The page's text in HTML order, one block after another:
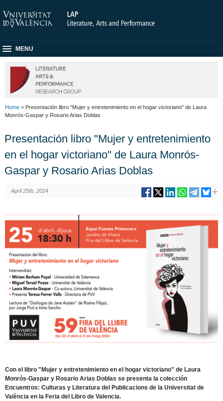
MENU
Home > Presentación libro "Mujer y entretenimiento en el hogar victoriano" de Laura
Monrós-Gaspar y Rosario Arias Doblas
Presentación libro "Mujer y entretenimiento
en el hogar victoriano" de Laura Monrós-
Gaspar y Rosario Arias Doblas
April 25th, 2024
Con el libro "Mujer y entretenimiento en el hogar victoriano" de Laura
Monrós-Gaspar y Rosario Arias Doblas se presenta la colección
Encuentros: Culturas y Literatura del Publicacions de la Universitat de
València en la Feria del Libro de Valencia.